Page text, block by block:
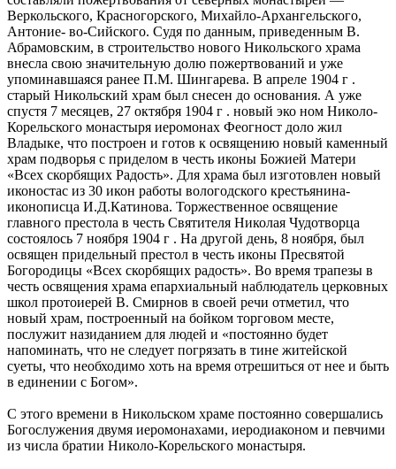
Веркольского, Красногорского, Михайло-Архангельского,
Антоние- во-Сийского. Судя по данным, приведенным В.
Абрамовским, в строительство нового Никольского храма
внесла свою значительную долю пожертвований и уже
упоминавшаяся ранее П.М. Шингарева. В апреле 1904 г .
старый Никольский храм был снесен до основания. А уже
спустя 7 месяцев, 27 октября 1904 г . новый эко ном Николо-
Корельского монастыря иеромонах Феогност доло жил
Владыке, что построен и готов к освящению новый каменный
храм подворья с приделом в честь иконы Божией Матери
«Всех скорбящих Радость». Для храма был изготовлен новый
иконостас из 30 икон работы вологодского крестьянина-
иконописца И.Д.Катинова. Торжественное освящение
главного престола в честь Святителя Николая Чудотворца
состоялось 7 ноября 1904 г . На другой день, 8 ноября, был
освящен придельный престол в честь иконы Пресвятой
Богородицы «Всех скорбящих радость». Во время трапезы в
честь освящения храма епархиальный наблюдатель церковных
школ протоиерей В. Смирнов в своей речи отметил, что
новый храм, построенный на бойком торговом месте,
послужит назиданием для людей и «постоянно будет
напоминать, что не следует погрязать в тине житейской
суеты, что необходимо хоть на время отрешиться от нее и быть
в единении с Богом».
С этого времени в Никольском храме постоянно совершались
Богослужения двумя иеромонахами, иеродиаконом и певчими
из числа братии Николо-Корельского монастыря.